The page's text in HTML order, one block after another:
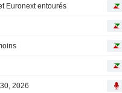
Euronext entourés
2026